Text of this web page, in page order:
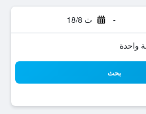
- ث 18/8
بحث